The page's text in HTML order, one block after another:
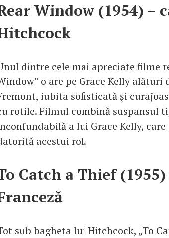
Window (1954) –
dintre cele mai apreciate filme
o are pe Grace Kelly alături
iubita sofisticată și
rotile. Filmul combină suspansul
a lui Grace Kelly,
acestui rol.
Catch a Thief
sub bagheta lui Hitchcock, „To